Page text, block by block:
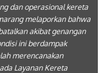
dan operasional kereta
melaporkan bahwa
akibat genangan
ini berdampak
merencanakan
Layanan Kereta